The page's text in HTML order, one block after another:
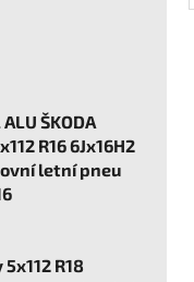
ŠKODA
R16 6Jx16H2
letní pneu
R18